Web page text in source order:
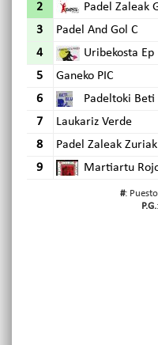
2
Padel Zaleak
3
Padel And Gol C
4
Uribekosta Ep
5
Ganeko PIC
6
Padeltoki Beti
7
Laukariz Verde
8
Padel Zaleak Zuriak
9
Martiartu
#:
P.G.